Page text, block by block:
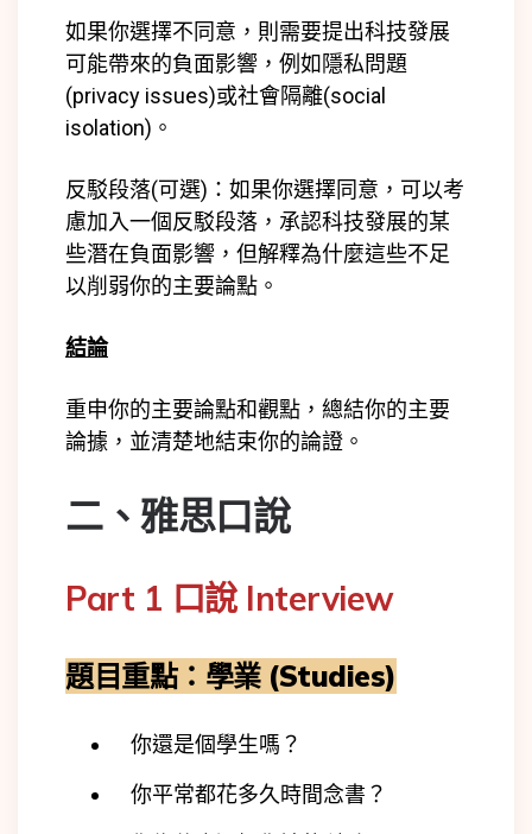
如果你選擇不同意，則需要提出科技發展
可能帶來的負面影響，例如隱私問題
(privacy issues)或社會隔離(social
isolation)。
反駁段落(可選)：如果你選擇同意，可以考
慮加入一個反駁段落，承認科技發展的某
些潛在負面影響，但解釋為什麼這些不足
以削弱你的主要論點。
結論
重申你的主要論點和觀點，總結你的主要
論據，並清楚地結束你的論證。
二、雅思口說
Part 1 口說 Interview
題目重點：學業 (Studies)
你還是個學生嗎？
你平常都花多久時間念書？